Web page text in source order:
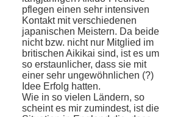
pflegen einen sehr intensiven
Kontakt mit verschiedenen
japanischen Meistern. Da beide
nicht bzw. nicht nur Mitglied im
britischen Aikikai sind, ist es um
so erstaunlicher, dass sie mit
einer sehr ungewöhnlichen (?)
Idee Erfolg hatten.
Wie in so vielen Ländern, so
scheint es mir zumindest, ist die